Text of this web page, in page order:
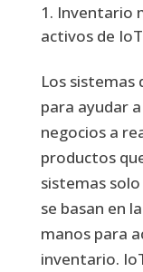
Inventario
activos de IoT
Los sistemas
para ayudar
negocios a
productos
sistemas
se basan en
manos para
inventario.